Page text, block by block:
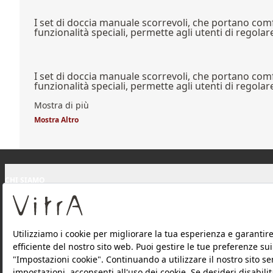
I set di doccia manuale scorrevoli, che portano
funzionalità speciali, permette agli utenti di
I set di doccia manuale scorrevoli, che portano
funzionalità speciali, permette agli utenti di
Mostra di più
Mostra Altro
PRODOTTI